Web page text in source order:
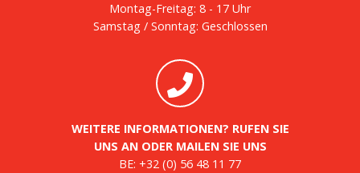
Montag-Freitag: 8 - 17 Uhr
Samstag / Sonntag: Geschlossen
WEITERE INFORMATIONEN? RUFEN SIE
UNS AN ODER MAILEN SIE UNS
BE: +32 (0) 56 48 11 77